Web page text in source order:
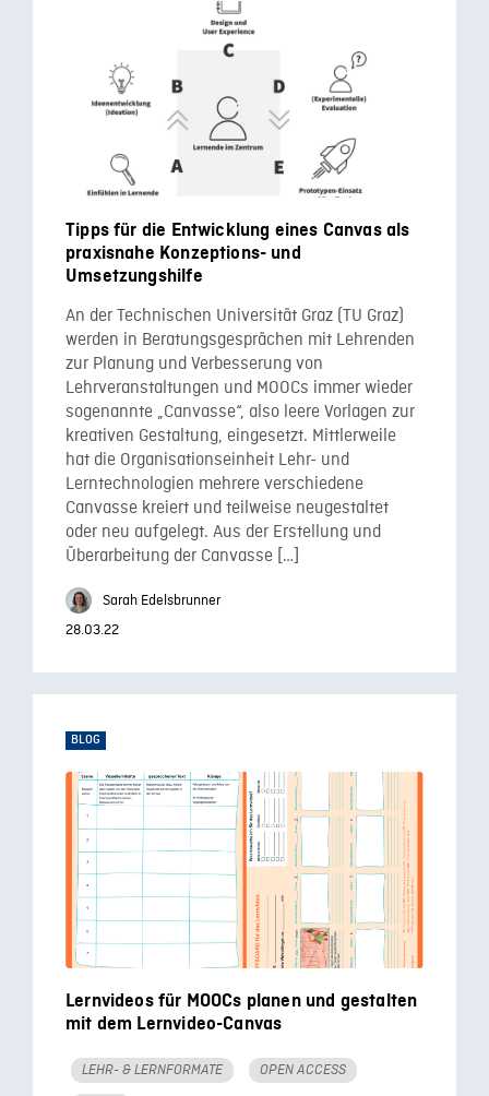
Tipps für die Entwicklung eines Canvas als
praxisnahe Konzeptions- und
Umsetzungshilfe
An der Technischen Universität Graz (TU Graz)
werden in Beratungsgesprächen mit Lehrenden
zur Planung und Verbesserung von
Lehrveranstaltungen und MOOCs immer wieder
sogenannte „Canvasse“, also leere Vorlagen zur
kreativen Gestaltung, eingesetzt. Mittlerweile
hat die Organisationseinheit Lehr- und
Lerntechnologien mehrere verschiedene
Canvasse kreiert und teilweise neugestaltet
oder neu aufgelegt. Aus der Erstellung und
Überarbeitung der Canvasse […]
Sarah Edelsbrunner
28.03.22
BLOG
Lernvideos für MOOCs planen und gestalten
mit dem Lernvideo-Canvas
LEHR- & LERNFORMATE OPEN ACCESS